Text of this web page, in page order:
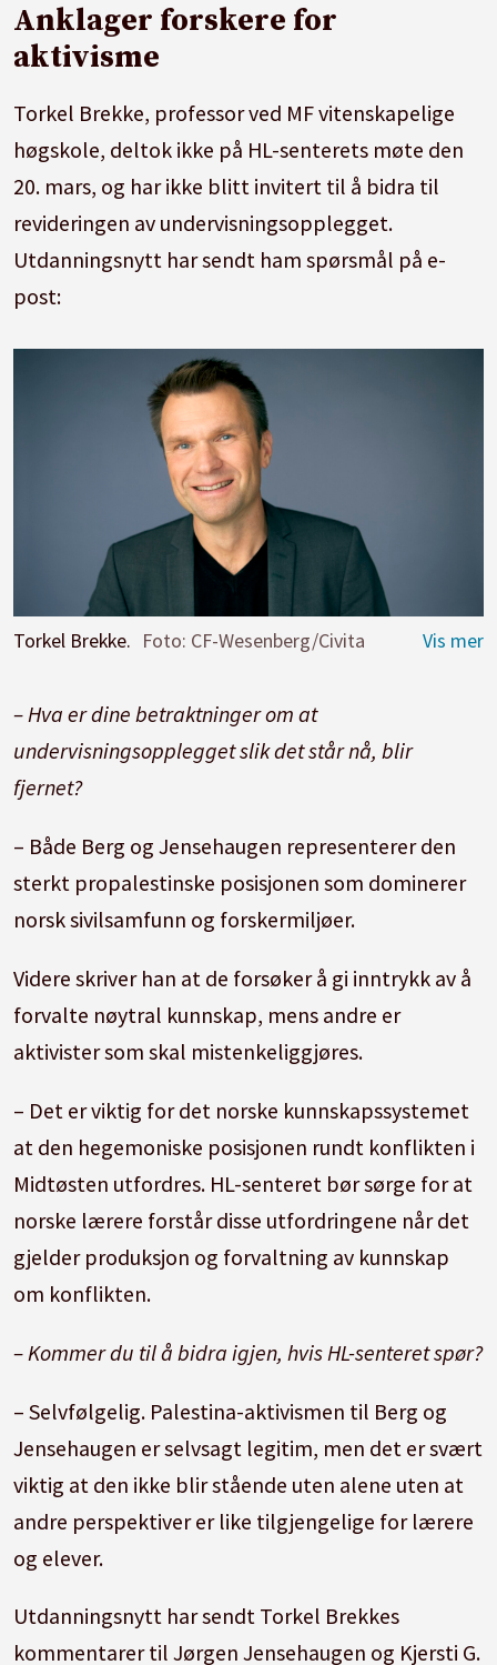
Anklager forskere for
aktivisme
Torkel Brekke, professor ved MF vitenskapelige
høgskole, deltok ikke på HL-senterets møte den
20. mars, og har ikke blitt invitert til å bidra til
revideringen av undervisningsopplegget.
Utdanningsnytt har sendt ham spørsmål på e-
post:
Torkel Brekke. Foto: CF-Wesenberg/Civita
– Hva er dine betraktninger om at
undervisningsopplegget slik det står nå, blir
fjernet?
– Både Berg og Jensehaugen representerer den
sterkt propalestinske posisjonen som dominerer
norsk sivilsamfunn og forskermiljøer.
Videre skriver han at de forsøker å gi inntrykk av å
forvalte nøytral kunnskap, mens andre er
aktivister som skal mistenkeliggjøres.
– Det er viktig for det norske kunnskapssystemet
at den hegemoniske posisjonen rundt konflikten i
Midtøsten utfordres. HL-senteret bør sørge for at
norske lærere forstår disse utfordringene når det
gjelder produksjon og forvaltning av kunnskap
om konflikten.
– Kommer du til å bidra igjen, hvis HL-senteret spør?
– Selvfølgelig. Palestina-aktivismen til Berg og
Jensehaugen er selvsagt legitim, men det er svært
viktig at den ikke blir stående uten alene uten at
andre perspektiver er like tilgjengelige for lærere
og elever.
Utdanningsnytt har sendt Torkel Brekkes
kommentarer til Jørgen Jensehaugen og Kjersti G.